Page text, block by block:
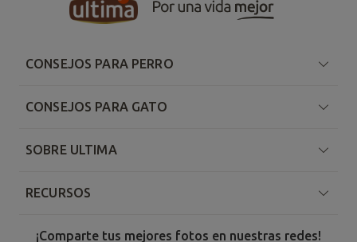
CONSEJOS PARA PERRO
CONSEJOS PARA GATO
SOBRE ULTIMA
RECURSOS
¡Comparte tus mejores fotos en nuestras redes!